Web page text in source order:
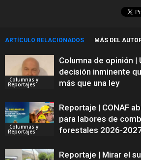
ARTÍCULO RELACIONADOS MÁS DEL
Columnas y
Reportajes
Columna de opinión |
decisión inminente
más que una ley
Columnas y
Reportajes
Reportaje | CONAF
para labores de
forestales 2026-
Reportaje | Mirar el